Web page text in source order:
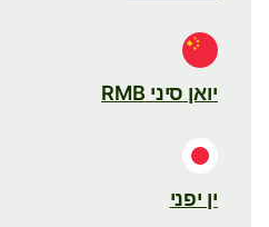
יואן סיני RMB
ין יפני